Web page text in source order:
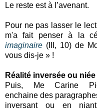
Le reste est à l’avenant.
Pour ne pas lasser le
m'a fait penser à la
imaginaire (III, 10) de
vous dis-je » !
Réalité inversée ou niée
Puis, Me Carine
enchaine des
inversant ou en